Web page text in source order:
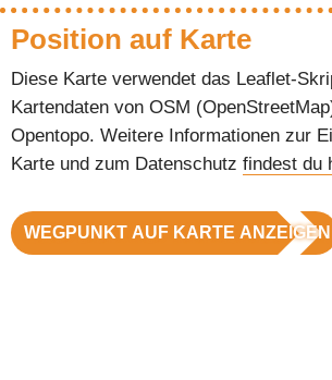
Position auf Karte
Diese Karte verwendet das Leaflet-
Kartendaten von OSM
Opentopo. Weitere Informationen zur
Karte und zum Datenschutz findest du
WEGPUNKT AUF KARTE ANZEIGEN